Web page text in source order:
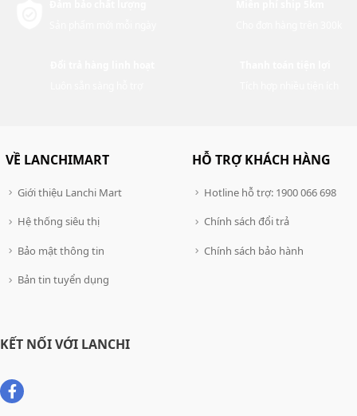
VỀ LANCHIMART
Giới thiệu Lanchi Mart
Hệ thống siêu thị
Bảo mật thông tin
Bản tin tuyển dụng
HỖ TRỢ KHÁCH HÀNG
Hotline hỗ trợ: 1900 066 698
Chính sách đổi trả
Chính sách bảo hành
KẾT NỐI VỚI LANCHI